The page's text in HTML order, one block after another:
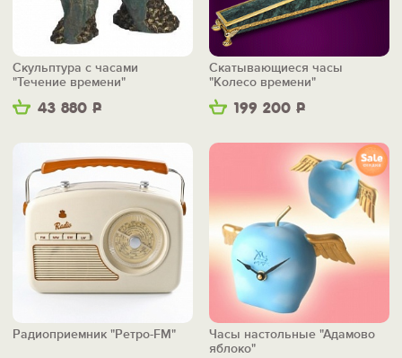
43 880 Р
Скульптура с часами
"Течение времени"
199 200 Р
Скатывающиеся часы
"Колесо времени"
Радиоприемник "Ретро-FM"
Часы настольные "Адамово
яблоко"